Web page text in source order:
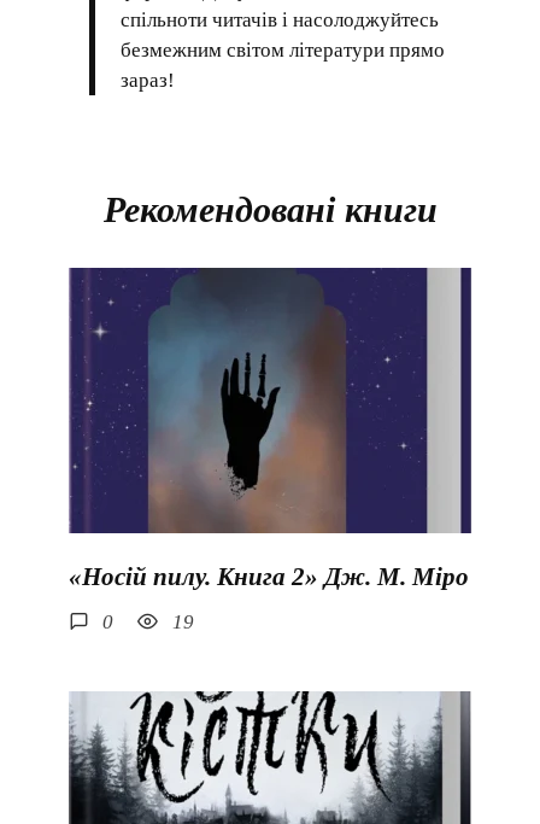
спільноти читачів і насолоджуйтесь
безмежним світом літератури прямо
зараз!
Рекомендовані книги
«Носій пилу. Книга 2» Дж. М. Міро
0 19